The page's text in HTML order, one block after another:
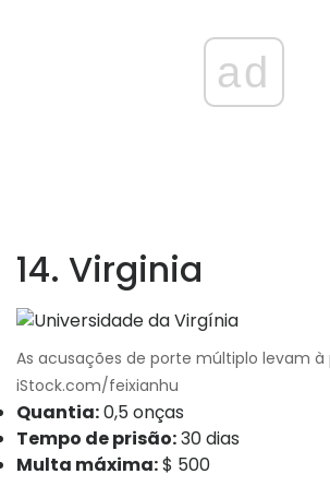
ad
14. Virginia
As acusações de porte múltiplo levam à
iStock.com/feixianhu
Quantia:0,5 onças
Tempo de prisão:30 dias
Multa máxima:$ 500